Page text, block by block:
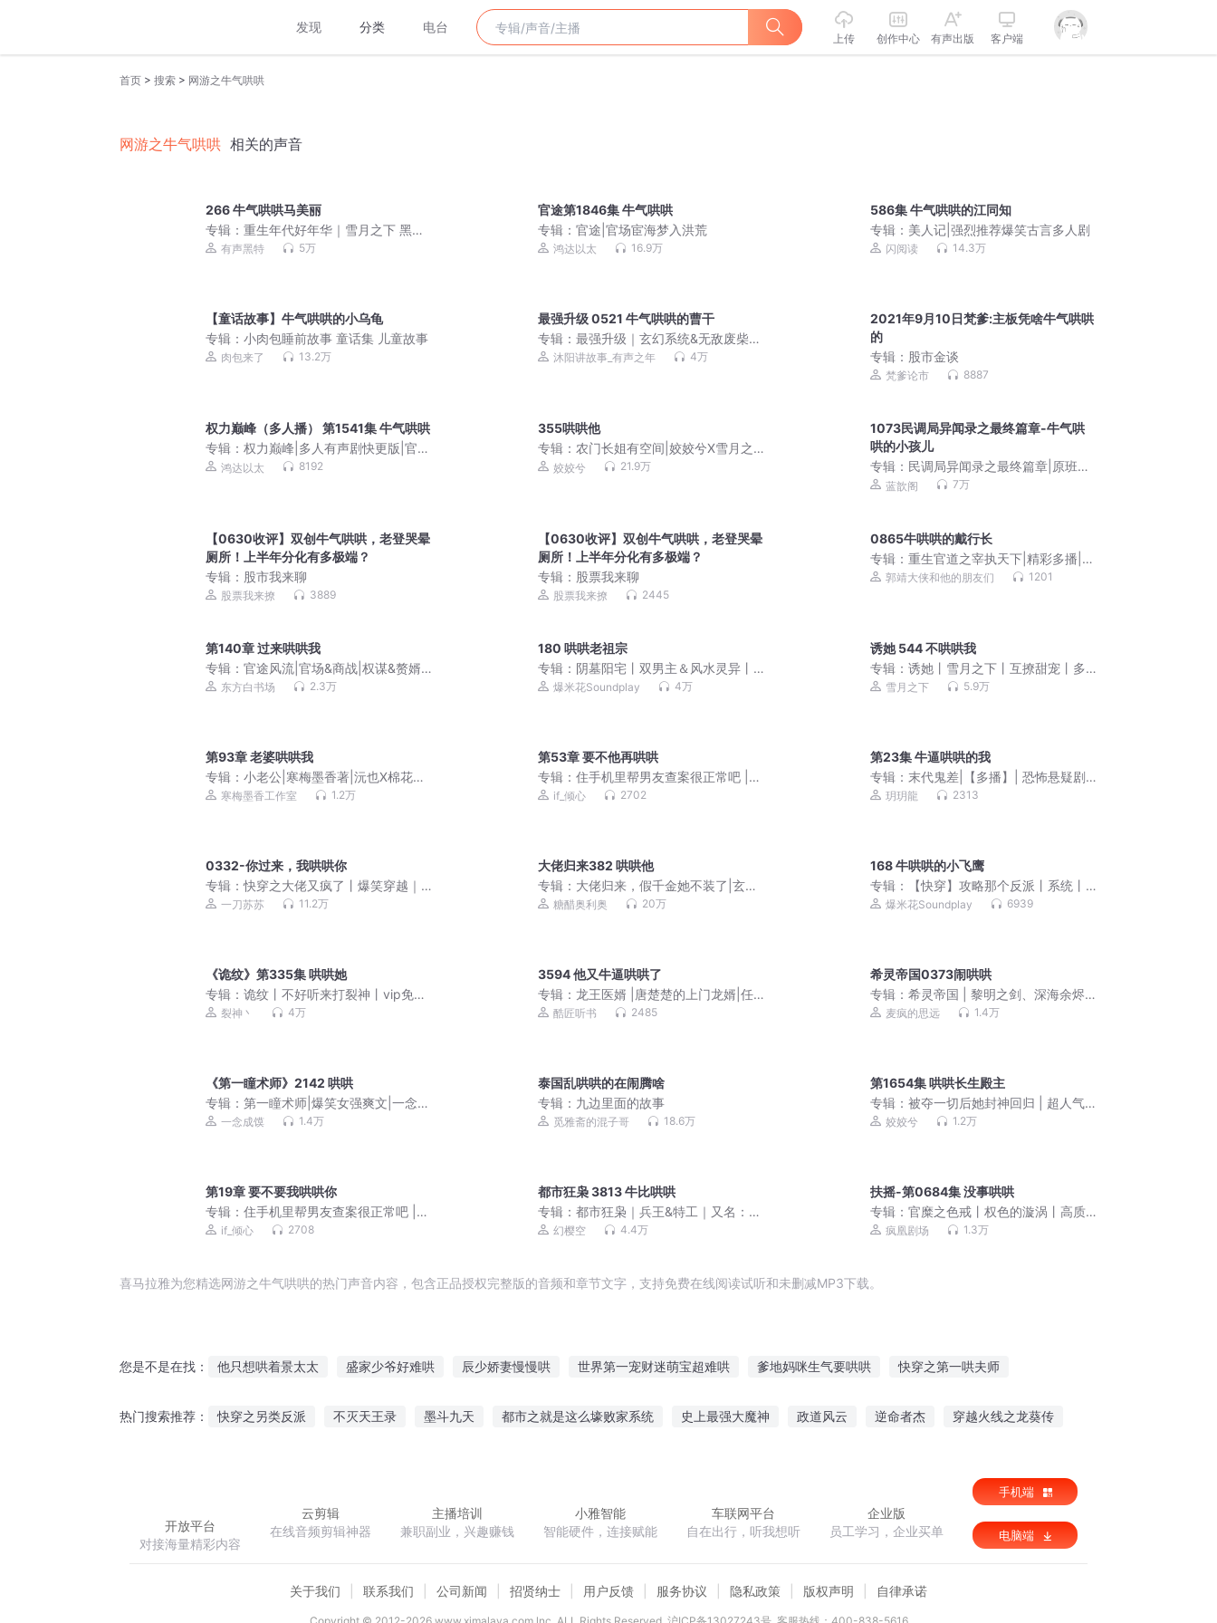
发现 分类 电台
上传 创作中心 有声出版 客户端
首页 > 搜索 > 网游之牛气哄哄
网游之牛气哄哄 相关的声音
266 牛气哄哄马美丽
专辑： 重生年代好年华｜雪月之下 黑特
｜双穿越｜夫妻致富记|多人有声剧
有声黑特 5万
官途第1846集 牛气哄哄
专辑：官途|官场宦海梦入洪荒
鸿达以太 16.9万
586集 牛气哄哄的江同知
专辑： 美人记|强烈推荐爆笑古言多人剧
闪阅读 14.3万
【童话故事】牛气哄哄的小乌龟
专辑： 小肉包睡前故事 童话集 儿童故事
肉包来了 13.2万
最强升级 0521 牛气哄哄的曹干
专辑：最强升级｜玄幻系统&无敌废柴流
丨精品多人有声剧
沐阳讲故事_有声之年 4万
2021年9月10日梵爹:主板凭啥牛气哄哄
的
专辑： 股市金谈
梵爹论市 8887
权力巅峰（多人播） 第1541集 牛气哄哄
专辑： 权力巅峰|多人有声剧快更版|官场
升迁|梦入洪荒|官途|2
鸿达以太 8192
355哄哄他
专辑： 农门长姐有空间|姣姣兮X雪月之
下|免费种田温馨爽剧
姣姣兮 21.9万
1073民调局异闻录之最终篇章-牛气哄
哄的小孩儿
专辑： 民调局异闻录之最终篇章|原班人
马多人有声剧|蓝歆阁制作
蓝歆阁 7万
【0630收评】双创牛气哄哄，老登哭晕
厕所！上半年分化有多极端？
专辑： 股市我来聊
股票我来撩 3889
【0630收评】双创牛气哄哄，老登哭晕
厕所！上半年分化有多极端？
专辑： 股票我来聊
股票我来撩 2445
0865牛哄哄的戴行长
专辑：重生官道之宰执天下|精彩多播|喋
血官场|郭靖大侠播
郭靖大侠和他的朋友们 1201
第140章 过来哄哄我
专辑： 官途风流|官场&商战|权谋&赘婿|
多人有声
东方白书场 2.3万
180 哄哄老祖宗
专辑： 阴墓阳宅丨双男主＆风水灵异丨
多人有声剧
爆米花Soundplay 4万
诱她 544 不哄哄我
专辑：诱她丨雪月之下丨互撩甜宠丨多
人精品 | VIP免费
雪月之下 5.9万
第93章 老婆哄哄我
专辑： 小老公|寒梅墨香著|沅也X棉花糖|
年下小狼狗求爱记
寒梅墨香工作室 1.2万
第53章 要不他再哄哄
专辑：住手机里帮男友查案很正常吧 |
奇幻探案 | 甜宠 | 双向奔赴
if_倾心 2702
第23集 牛逼哄哄的我
专辑：末代鬼差|【多播】| 恐怖悬疑剧|
惊险刺激|玩的就是心跳
玥玥龍 2313
0332-你过来，我哄哄你
专辑：快穿之大佬又疯了丨爆笑穿越｜
一刀苏苏多人有声剧
一刀苏苏 11.2万
大佬归来382 哄哄他
专辑： 大佬归来，假千金她不装了|玄学
灵异爆笑风水悬疑|关栩栩/姜栩栩&褚北
糖醋奥利奥 20万
168 牛哄哄的小飞鹰
专辑：
【快穿】攻略那个反派丨系统丨
搞笑丨双男主
爆米花Soundplay 6939
《诡纹》第335集 哄哄她
专辑： 诡纹丨不好听来打裂神丨vip免费
多人有声剧丨霸榜作品，破亿点击
裂神丶 4万
3594 他又牛逼哄哄了
专辑：龙王医婿 |唐楚楚的上门龙婿|任
京浩领衔演播
酷匠听书 2485
希灵帝国0373闹哄哄
专辑：希灵帝国 | 黎明之剑、深海余烬
前作 | 动漫原著 | 搞笑史诗科幻|多人有
麦疯的思远 1.4万
《第一瞳术师》2142 哄哄
专辑： 第一瞳术师|爆笑女强爽文|一念成
馍|会员免费|多人有声剧
一念成馍 1.4万
泰国乱哄哄的在闹腾啥
专辑： 九边里面的故事
觅雅斋的混子哥 18.6万
第1654集 哄哄长生殿主
专辑：被夺一切后她封神回归 | 超人气
马甲爽文|多人有声剧
姣姣兮 1.2万
第19章 要不要我哄哄你
专辑： 住手机里帮男友查案很正常吧 |
奇幻探案 | 甜宠 | 双向奔赴
if_倾心 2708
都市狂枭 3813 牛比哄哄
专辑：都市狂枭｜兵王&特工｜又名：都
市之最强狂兵VIP版
幻樱空 4.4万
扶摇-第0684集 没事哄哄
专辑：官糜之色戒丨权色的漩涡丨高质
量官场【都市多女主】
疯凰剧场 1.3万
喜马拉雅为您精选网游之牛气哄哄的热门声音内容，包含正品授权完整版的音频和章节文字，支持免费在线阅读试听和未删减MP3下载。
您是不是在找： 他只想哄着景太太 盛家少爷好难哄 辰少娇妻慢慢哄 世界第一宠财迷萌宝超难哄 爹地妈咪生气要哄哄 快穿之第一哄夫师
热门搜索推荐： 快穿之另类反派 不灭天王录 墨斗九天 都市之就是这么壕败家系统 史上最强大魔神 政道风云 逆命者杰 穿越火线之龙葵传
开放平台
对接海量精彩内容
云剪辑
在线音频剪辑神器
主播培训
兼职副业，兴趣赚钱
小雅智能
智能硬件，连接赋能
车联网平台
自在出行，听我想听
企业版
员工学习，企业买单
手机端
电脑端
关于我们 联系我们 公司新闻 招贤纳士 用户反馈 服务协议 隐私政策 版权声明 自律承诺